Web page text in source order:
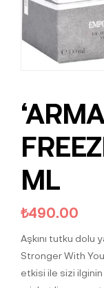
ML
₺490.00
Aşkını tutku dolu
Stronger With
etkisi ile sizi